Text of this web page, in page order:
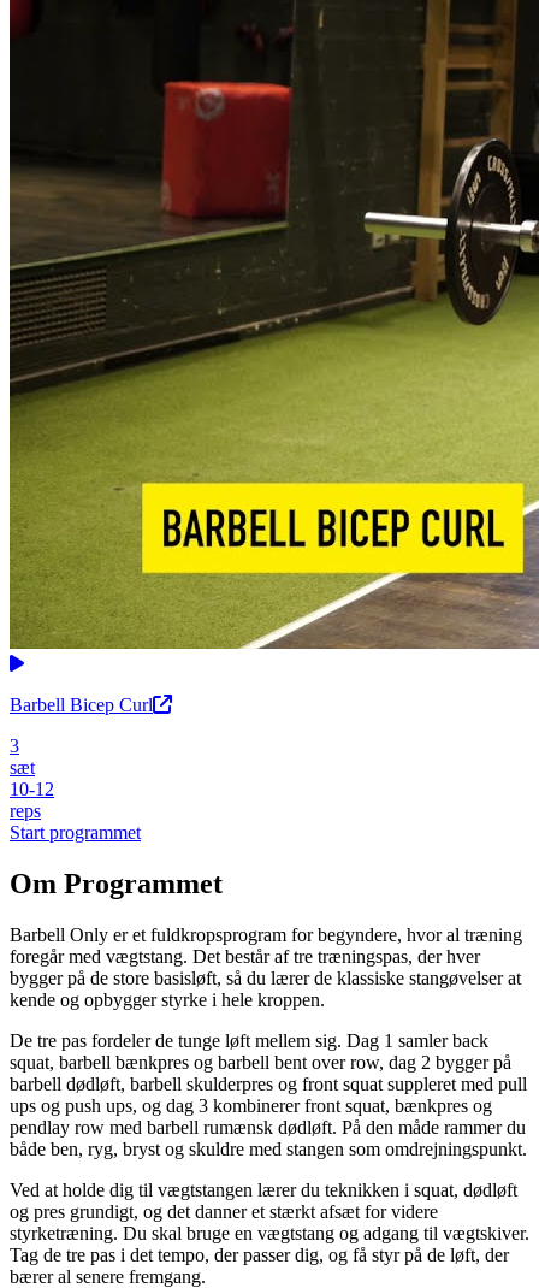
Barbell Bicep Curl
3
sæt
10-12
reps
Start programmet
Om Programmet
Barbell Only er et fuldkropsprogram for begyndere, hvor al træning
foregår med vægtstang. Det består af tre træningspas, der hver
bygger på de store basisløft, så du lærer de klassiske stangøvelser at
kende og opbygger styrke i hele kroppen.
De tre pas fordeler de tunge løft mellem sig. Dag 1 samler back
squat, barbell bænkpres og barbell bent over row, dag 2 bygger på
barbell dødløft, barbell skulderpres og front squat suppleret med pull
ups og push ups, og dag 3 kombinerer front squat, bænkpres og
pendlay row med barbell rumænsk dødløft. På den måde rammer du
både ben, ryg, bryst og skuldre med stangen som omdrejningspunkt.
Ved at holde dig til vægtstangen lærer du teknikken i squat, dødløft
og pres grundigt, og det danner et stærkt afsæt for videre
styrketræning. Du skal bruge en vægtstang og adgang til vægtskiver.
Tag de tre pas i det tempo, der passer dig, og få styr på de løft, der
bærer al senere fremgang.